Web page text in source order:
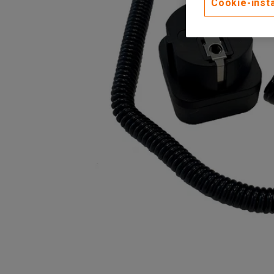
Cookie-